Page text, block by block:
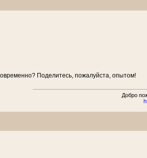
Поделитесь, пожалуйста, опытом!
Добро